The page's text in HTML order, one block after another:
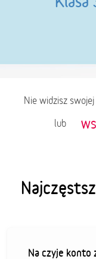
Nie widzisz
lub
Na czyje konto